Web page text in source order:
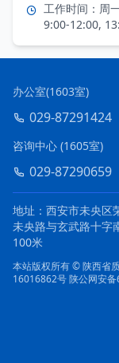
工作时间：周
9:00-12:00,
办公室(1603室)
029-87291424
咨询中心 (1605室)
029-87290659
地址：西安市未央区
未央路与玄武路十字
100米
本站版权所有 © 陕西省
16016862号陕公网安